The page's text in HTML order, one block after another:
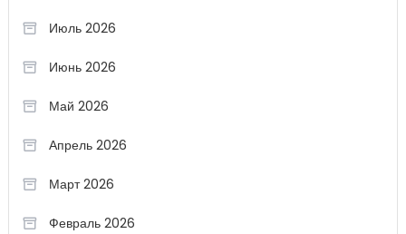
Июль 2026
Июнь 2026
Май 2026
Апрель 2026
Март 2026
Февраль 2026